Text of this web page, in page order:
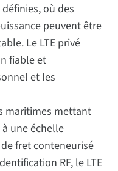
où des
peuvent être
Le LTE privé
fiable et
et les
maritimes mettant
une échelle
fret conteneurisé
RF, le LTE